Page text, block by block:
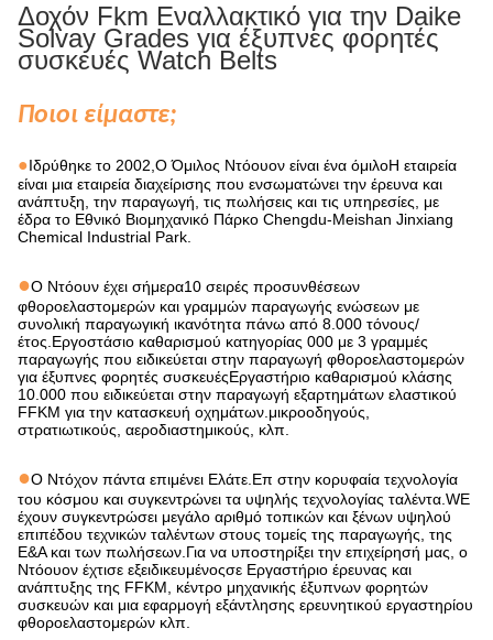
Δοχόν Fkm Εναλλακτικό για την Daike
Solvay Grades για έξυπνες φορητές
συσκευές Watch Belts
Ποιοι είμαστε;
●Ιδρύθηκε το 2002, Ο Όμιλος Ντόουον είναι ένα όμιλοΗ εταιρεία
είναι μια εταιρεία διαχείρισης που ενσωματώνει την έρευνα και
ανάπτυξη, την παραγωγή, τις πωλήσεις και τις υπηρεσίες, με
έδρα το Εθνικό Βιομηχανικό Πάρκο Chengdu-Meishan Jinxiang
Chemical Industrial Park.
●Ο Ντόουν έχει σήμερα10 σειρές προσυνθέσεων
φθοροελαστομερών και γραμμών παραγωγής ενώσεων με
συνολική παραγωγική ικανότητα πάνω από 8.000 τόνους/
έτος.Εργοστάσιο καθαρισμού κατηγορίας 000 με 3 γραμμές
παραγωγής που ειδικεύεται στην παραγωγή φθοροελαστομερών
για έξυπνες φορητές συσκευέςΕργαστήριο καθαρισμού κλάσης
10.000 που ειδικεύεται στην παραγωγή εξαρτημάτων ελαστικού
FFKM για την κατασκευή οχημάτων. μικροοδηγούς,
στρατιωτικούς, αεροδιαστημικούς, κλπ.
●Ο Ντόχον πάντα επιμένει Ελάτε. Επ στην κορυφαία τεχνολογία
του κόσμου και συγκεντρώνει τα υψηλής τεχνολογίας ταλέντα. WΕ
έχουν συγκεντρώσει μεγάλο αριθμό τοπικών και ξένων υψηλού
επιπέδου τεχνικών ταλέντων στους τομείς της παραγωγής, της
Ε&Α και των πωλήσεων. Για να υποστηρίξει την επιχείρησή μας, ο
Ντόουον έχτισε εξειδικευμένοςσε Εργαστήριο έρευνας και
ανάπτυξης της FFKM, κέντρο μηχανικής έξυπνων φορητών
συσκευών και μια εφαρμογή εξάντλησης ερευνητικού εργαστηρίου
φθοροελαστομερών κλπ.